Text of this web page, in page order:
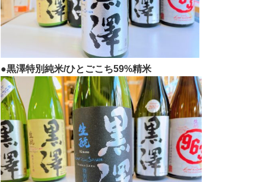
●黒澤特別純米/ひとごこち59%精米